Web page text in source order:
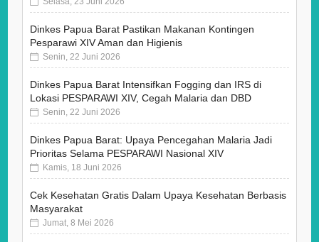
Dinkes Papua Barat Pastikan Makanan Kontingen
Pesparawi XIV Aman dan Higienis
Senin, 22 Juni 2026
Dinkes Papua Barat Intensifkan Fogging dan IRS di
Lokasi PESPARAWI XIV, Cegah Malaria dan DBD
Senin, 22 Juni 2026
Dinkes Papua Barat: Upaya Pencegahan Malaria Jadi
Prioritas Selama PESPARAWI Nasional XIV
Kamis, 18 Juni 2026
Cek Kesehatan Gratis Dalam Upaya Kesehatan Berbasis
Masyarakat
Jumat, 8 Mei 2026